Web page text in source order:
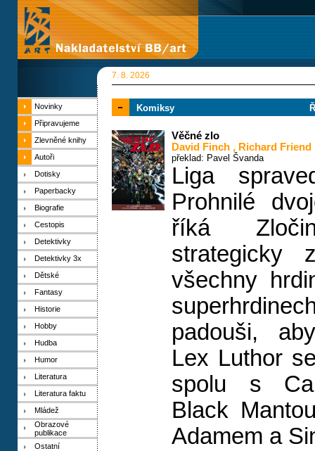
7. 8. 2026
Novinky
Připravujeme
Zlevněné knihy
Autoři
Dotisky
Paperbacky
Biografie
Cestopis
Detektivky
Detektivky 3x
Dětské
Fantasy
Historie
Hobby
Hudba
Humor
Literatura
Literatura faktu
Mládež
Obrazové
publikace
Ostatní
Komiksy
Věčné zlo
David Finch , Richard Friend
překlad: Pavel Švanda
Liga
Prohnilé
říká
strategicky
všechny
padouši,
Lex Luthor
spolu s
Black
Adamem a